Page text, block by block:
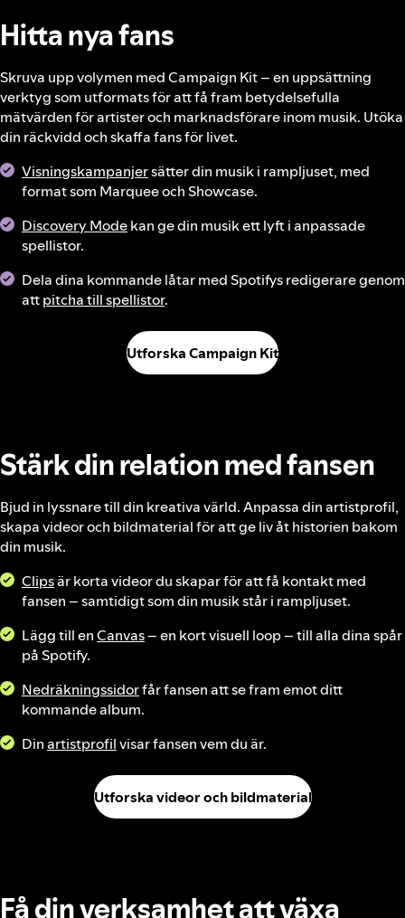
Hitta nya fans
Skruva upp volymen med Campaign Kit – en uppsättning
verktyg som utformats för att få fram betydelsefulla
mätvärden för artister och marknadsförare inom musik. Utöka
din räckvidd och skaffa fans för livet.
Visningskampanjersätter din musik i rampljuset, med
format som Marquee och Showcase.
Discovery Modekan ge din musik ett lyft i anpassade
spellistor.
Dela dina kommande låtar med Spotifys redigerare genom
attpitcha till spellistor.
Utforska Campaign Kit
Stärk din relation med fansen
Bjud in lyssnare till din kreativa värld. Anpassa din artistprofil,
skapa videor och bildmaterial för att ge liv åt historien bakom
din musik.
Clipsär korta videor du skapar för att få kontakt med
fansen – samtidigt som din musik står i rampljuset.
Lägg till enCanvas– en kort visuell loop – till alla dina spår
på Spotify.
Nedräkningssidorfår fansen att se fram emot ditt
kommande album.
Dinartistprofilvisar fansen vem du är.
Utforska videor och bildmaterial
Få din verksamhet att växa